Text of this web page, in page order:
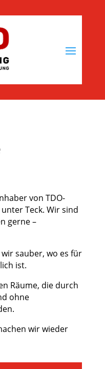
von TDO-
Teck. Wir sind
gerne –
sauber, wo es für
ist.
Räume, die durch
ohne
wir wieder